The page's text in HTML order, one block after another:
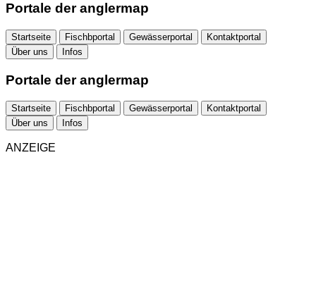
Portale der anglermap
Startseite Fischbportal Gewässerportal
Kontaktportal
Über uns
Infos
Portale der anglermap
Startseite Fischbportal Gewässerportal
Kontaktportal
Über uns
Infos
ANZEIGE